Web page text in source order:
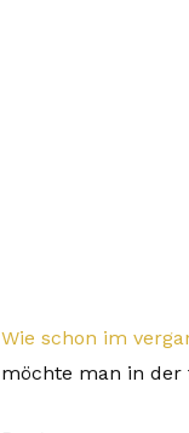
Wie schon im
möchte man in der